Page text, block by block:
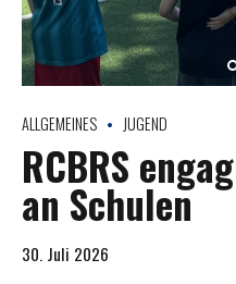
ALLGEMEINES JUGEND
RCBRS
an Schulen
30. Juli 2026